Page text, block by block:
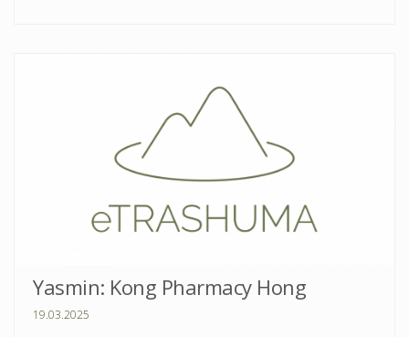
Yasmin: Kong Pharmacy Hong
19.03.2025